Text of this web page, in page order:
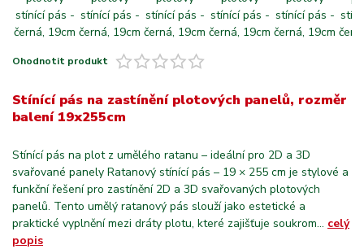
Ohodnotit produkt
Stínící pás na zastínění plotových panelů, rozměr
balení 19x255cm
Stínící pás na plot z umělého ratanu – ideální pro 2D a 3D
svařované panely Ratanový stínící pás – 19 × 255 cm je stylové a
funkční řešení pro zastínění 2D a 3D svařovaných plotových
panelů. Tento umělý ratanový pás slouží jako estetické a
praktické vyplnění mezi dráty plotu, které zajišťuje soukrom... celý
popis